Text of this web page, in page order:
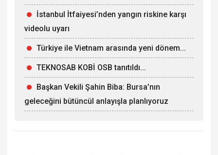
İstanbul İtfaiyesi’nden yangın riskine karşı
videolu uyarı
Türkiye ile Vietnam arasında yeni dönem...
TEKNOSAB KOBİ OSB tanıtıldı...
Başkan Vekili Şahin Biba: Bursa’nın
geleceğini bütüncül anlayışla planlıyoruz